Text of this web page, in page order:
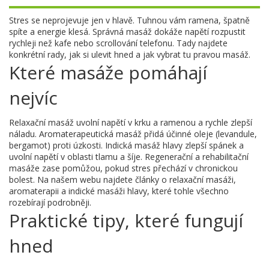
Stres se neprojevuje jen v hlavě. Tuhnou vám ramena, špatně
spíte a energie klesá. Správná masáž dokáže napětí rozpustit
rychleji než kafe nebo scrollování telefonu. Tady najdete
konkrétní rady, jak si ulevit hned a jak vybrat tu pravou masáž.
Které masáže pomáhají
nejvíc
Relaxační masáž uvolní napětí v krku a ramenou a rychle zlepší
náladu. Aromaterapeutická masáž přidá účinné oleje (levandule,
bergamot) proti úzkosti. Indická masáž hlavy zlepší spánek a
uvolní napětí v oblasti tlamu a šíje. Regenerační a rehabilitační
masáže zase pomůžou, pokud stres přechází v chronickou
bolest. Na našem webu najdete články o relaxační masáži,
aromaterapii a indické masáži hlavy, které tohle všechno
rozebírají podrobněji.
Praktické tipy, které fungují
hned